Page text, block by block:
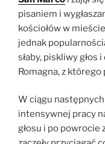
pisaniem i
kościołów w
jednak
słaby, piskliwy głos
Romagna, z którego
W ciągu
intensywnej pracy
głosu i po powrocie